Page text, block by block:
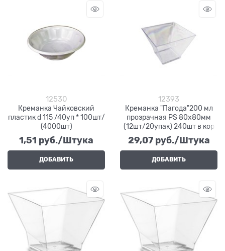
12530
Креманка Чайковский
пластик d 115 /40уп * 100шт/
(4000шт)
1,51 руб./Штука
ДОБАВИТЬ
12393
Креманка "Пагода"200 мл
прозрачная PS 80х80мм
(12шт/20упак) 240шт в кор
29,07 руб./Штука
ДОБАВИТЬ